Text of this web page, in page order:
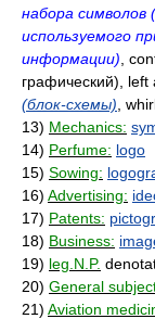
набора символов
используемого
информации) ,
графический),
(блок-схемы) ,
13) Mechanics:
14) Perfume: logo
15) Sowing:
16) Advertising:
17) Patents:
18) Business:
19) leg.N.P.
20) General
21) Aviation